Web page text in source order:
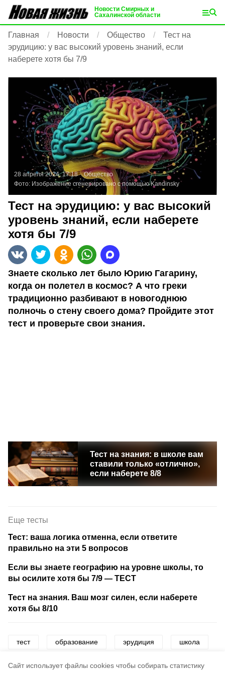
Cайт использует файлы cookies чтобы собирать статистику
Новости Смирных и
Сахалинской области
Главная Новости Общество
Тест на
эрудицию: у вас высокий уровень знаний, если
наберете хотя бы 7/9
28 апреля 2024, 17:18
Общество
Фото: Изображение сгенерировано с помощью Kandinsky
Тест на эрудицию: у вас высокий
уровень знаний, если наберете
хотя бы 7/9
Знаете сколько лет было Юрию Гагарину,
когда он полетел в космос? А что греки
традиционно разбивают в новогоднюю
полночь о стену своего дома? Пройдите этот
тест и проверьте свои знания.
Тест на знания: в школе вам
ставили только «отлично»,
если наберете 8/8
Еще тесты
Тест: ваша логика отменна, если ответите
правильно на эти 5 вопросов
Если вы знаете географию на уровне школы, то
вы осилите хотя бы 7/9 — ТЕСТ
Тест на знания. Ваш мозг силен, если наберете
хотя бы 8/10
тест образование эрудиция школа
игра викторины развлечения